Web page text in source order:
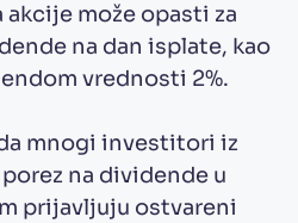
akcije može opasti za
na dan isplate, kao
vrednosti 2%.
mnogi investitori iz
na dividende u
prijavljuju ostvareni